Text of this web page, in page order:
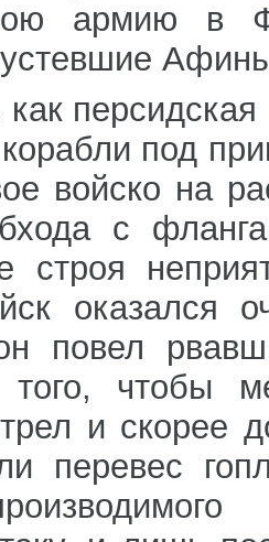
армию в
как
под
войско на
с
строя
оказался
повел
чтобы
и скорее
перевес